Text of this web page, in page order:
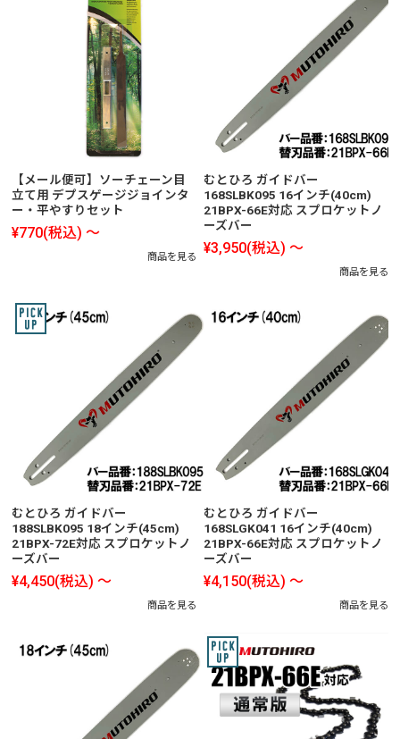
【メール便可】ソーチェーン目
立て用 デプスゲージジョインタ
ー・平やすりセット
¥770(税込) ～
商品を見る
むとひろ ガイドバー
168SLBK095 16インチ(40cm)
21BPX-66E対応 スプロケットノ
ーズバー
¥3,950(税込) ～
商品を見る
むとひろ ガイドバー
188SLBK095 18インチ(45cm)
21BPX-72E対応 スプロケットノ
ーズバー
¥4,450(税込) ～
商品を見る
むとひろ ガイドバー
168SLGK041 16インチ(40cm)
21BPX-66E対応 スプロケットノ
ーズバー
¥4,150(税込) ～
商品を見る